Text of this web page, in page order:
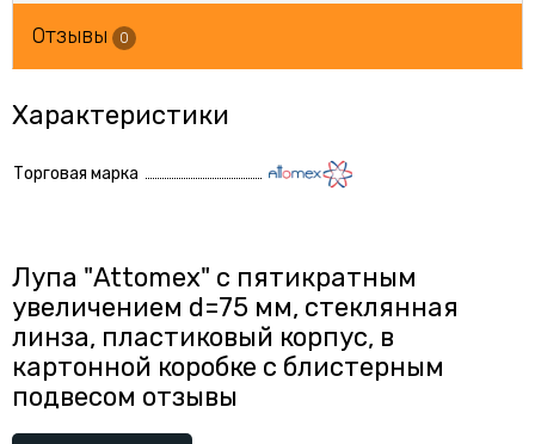
Отзывы 0
Характеристики
Торговая марка
Лупа "Attomex" с пятикратным
увеличением d=75 мм, стеклянная
линза, пластиковый корпус, в
картонной коробке с блистерным
подвесом отзывы